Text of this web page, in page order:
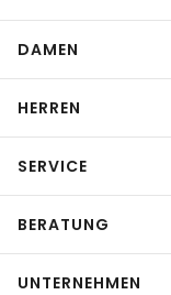
DAMEN
HERREN
SERVICE
BERATUNG
UNTERNEHMEN